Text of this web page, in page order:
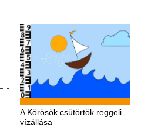
A Körösök csütörtök reggeli
vízállása